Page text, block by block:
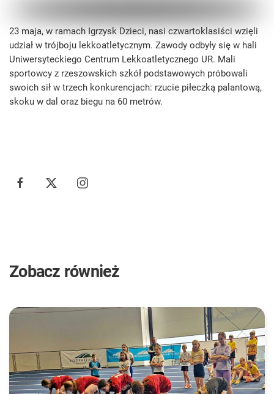
23 maja, w ramach Igrzysk Dzieci, nasi czwartoklasiści wzięli
udział w trójboju lekkoatletycznym. Zawody odbyły się w hali
Uniwersyteckiego Centrum Lekkoatletycznego UR. Mali
sportowcy z rzeszowskich szkół podstawowych próbowali
swoich sił w trzech konkurencjach: rzucie piłeczką palantową,
skoku w dal oraz biegu na 60 metrów.
Zobacz również